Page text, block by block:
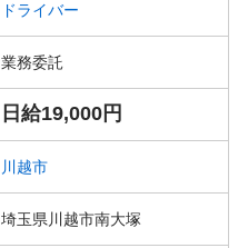
ドライバー
業務委託
日給19,000円
川越市
埼玉県川越市南大塚